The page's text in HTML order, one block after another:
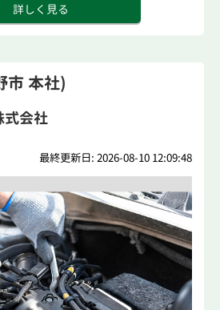
詳しく見る
市 本社)
式会社
最終更新日: 2026-08-10 12:09:48